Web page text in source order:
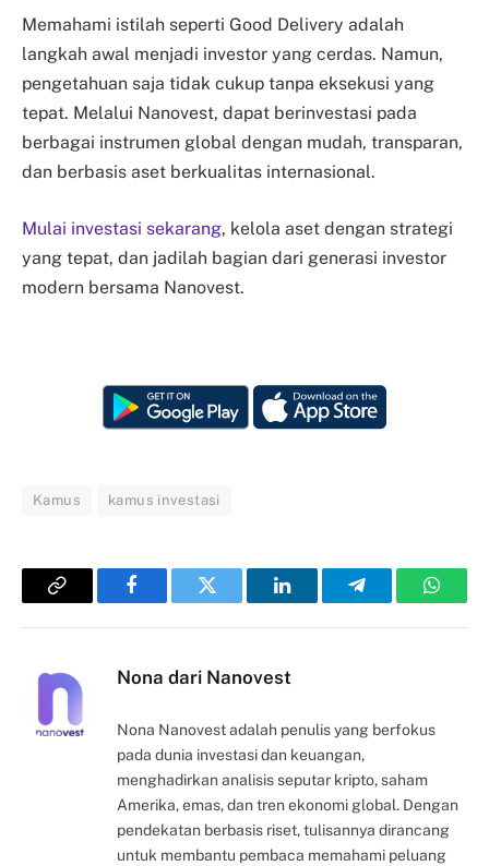
Memahami istilah seperti Good Delivery adalah
langkah awal menjadi investor yang cerdas. Namun,
pengetahuan saja tidak cukup tanpa eksekusi yang
tepat. Melalui Nanovest, dapat berinvestasi pada
berbagai instrumen global dengan mudah, transparan,
dan berbasis aset berkualitas internasional.
Mulai investasi sekarang, kelola aset dengan strategi
yang tepat, dan jadilah bagian dari generasi investor
modern bersama Nanovest.
Kamus kamus investasi
Copy
FacebookTwitter LinkedInTelegram
Nona dari Nanovest
Nona Nanovest adalah penulis yang berfokus
pada dunia investasi dan keuangan,
menghadirkan analisis seputar kripto, saham
Amerika, emas, dan tren ekonomi global. Dengan
pendekatan berbasis riset, tulisannya dirancang
untuk membantu pembaca memahami peluang